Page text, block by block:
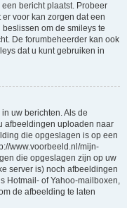
bericht plaatst. Probeer
voor kan zorgen dat een
om de smileys te
De forumbeheerder kan ook
dat u kunt gebruiken in
uw berichten. Als de
afbeeldingen uploaden naar
die opgeslagen is op een
www.voorbeeld.nl/mijn-
die opgeslagen zijn op uw
server is) noch afbeeldingen
Hotmail- of Yahoo-mailboxen,
de afbeelding te laten